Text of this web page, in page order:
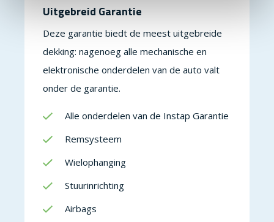
Uitgebreid Garantie
Deze garantie biedt de meest uitgebreide
dekking: nagenoeg alle mechanische en
elektronische onderdelen van de auto valt
onder de garantie.
Alle onderdelen van de Instap Garantie
Remsysteem
Wielophanging
Stuurinrichting
Airbags